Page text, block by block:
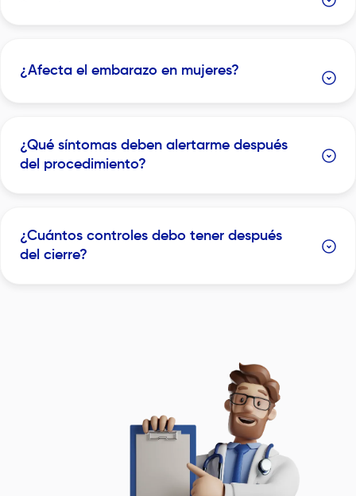
¿Afecta el embarazo en mujeres?
¿Qué síntomas deben alertarme después
del procedimiento?
¿Cuántos controles debo tener después
del cierre?